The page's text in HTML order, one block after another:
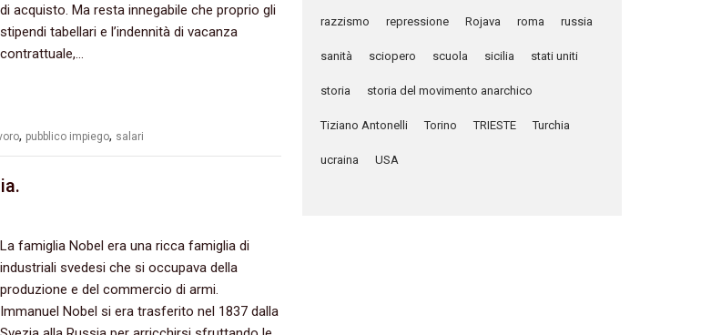
di acquisto. Ma resta innegabile che proprio gli
stipendi tabellari e l’indennità di vacanza
contrattuale,…
, pubblico impiego, salari
La famiglia Nobel era una ricca famiglia di
industriali svedesi che si occupava della
produzione e del commercio di armi.
Immanuel Nobel si era trasferito nel 1837 dalla
razzismo repressione Rojava roma russia
sanità sciopero scuola sicilia stati uniti
storia storia del movimento anarchico
Tiziano Antonelli Torino TRIESTE Turchia
ucraina USA